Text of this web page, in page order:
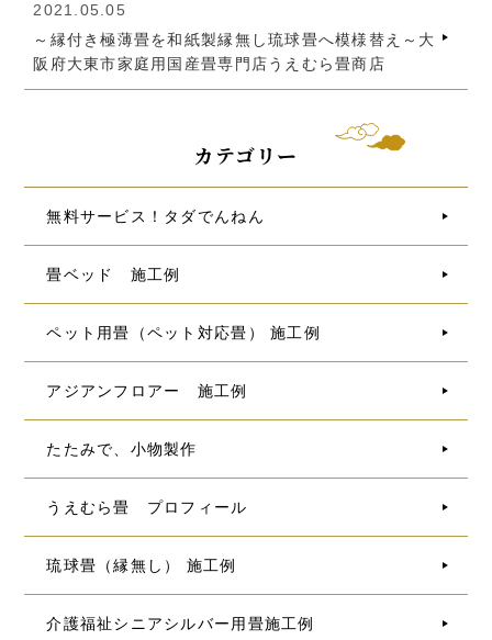
2021.05.05
～縁付き極薄畳を和紙製縁無し琉球畳へ模様替え～大
阪府大東市家庭用国産畳専門店うえむら畳商店
カテゴリー
無料サービス！タダでんねん
畳ベッド 施工例
ペット用畳（ペット対応畳） 施工例
アジアンフロアー 施工例
たたみで、小物製作
うえむら畳 プロフィール
琉球畳（縁無し） 施工例
介護福祉シニアシルバー用畳施工例